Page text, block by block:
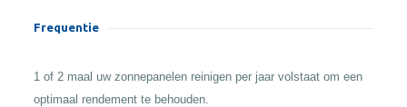
Frequentie
1 of 2 maal uw zonnepanelen reinigen per jaar volstaat om een
optimaal rendement te behouden.